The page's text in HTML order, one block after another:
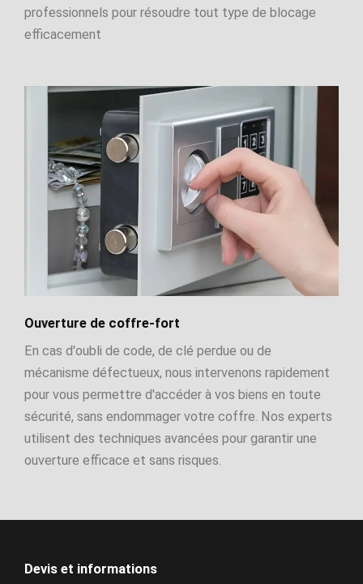
professionnels pour résoudre tout type de blocage
efficacement
Ouverture de coffre-fort
En cas d'oubli de code, de clé perdue ou de
mécanisme défectueux, nous intervenons rapidement
pour vous permettre d'accéder à vos biens en toute
sécurité, sans endommager votre coffre. Nos experts
utilisent des techniques avancées pour garantir une
ouverture efficace et sans risques.
Devis et informations